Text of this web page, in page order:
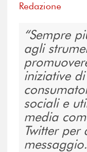
Redazione
Sempre
agli
iniziative
sociali e
media
Twitter per
messaggio.